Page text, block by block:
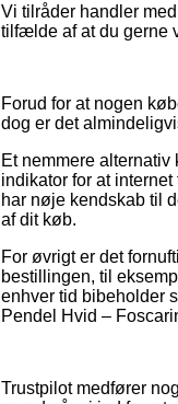
Vi tilråder handler
tilfælde af at du gerne
Forud for at nogen
dog er det
Et nemmere
indikator for at
har nøje kendskab til
af dit køb.
For øvrigt er det
bestillingen, til
enhver tid bibeholder
Pendel Hvid –
Trustpilot medfører